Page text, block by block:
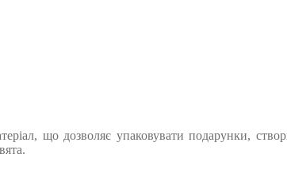
що дозволяє упаковувати подарунки,